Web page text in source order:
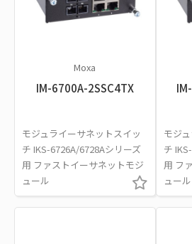
Moxa
IM-6700A-2SSC4TX
モジュライーサネットスイッ
チ IKS-6726A/6728Aシリーズ
用 ファストイーサネットモジ
ュール
モジ
チ
用 フ
ュール